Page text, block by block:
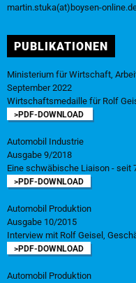
martin.stuka(at)boysen-
PUBLIKATIONEN
Ministerium für Wirtschaft,
September 2022
Wirtschaftsmedaille für Rolf
>PDF-DOWNLOAD
Automobil Industrie
Ausgabe 9/2018
Eine schwäbische Liaison - seit
>PDF-DOWNLOAD
Automobil Produktion
Ausgabe 10/2015
Interview mit Rolf Geisel,
>PDF-DOWNLOAD
Automobil Produktion